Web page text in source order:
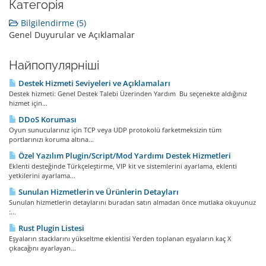
Категорія
Bilgilendirme (5)
Genel Duyurular ve Açıklamalar
Найпопулярніші
Destek Hizmeti Seviyeleri ve Açıklamaları
Destek hizmeti: Genel Destek Talebi Üzerinden Yardım Bu seçenekte aldığınız
hizmet için...
DDoS Koruması
Oyun sunucularınız için TCP veya UDP protokolü farketmeksizin tüm
portlarınızı koruma altına...
Özel Yazılım Plugin/Script/Mod Yardımı Destek Hizmetleri
Eklenti desteğinde Türkçeleştirme, VIP kit ve sistemlerini ayarlama, eklenti
yetkilerini ayarlama...
Sunulan Hizmetlerin ve Ürünlerin Detayları
Sunulan hizmetlerin detaylarını buradan satın almadan önce mutlaka okuyunuz
:...
Rust Plugin Listesi
Eşyaların stacklarını yükseltme eklentisi Yerden toplanan eşyaların kaç X
çıkacağını ayarlayan...